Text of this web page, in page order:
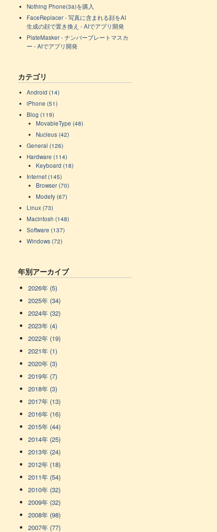
Nothing Phone(3a)を購入
FaceReplacer - 写真に含まれる顔をAI
生成の顔で置き換え - AIでアプリ開発
PlateMasker - ナンバープレートマスカ
ー - AIでアプリ開発
カテゴリ
Android (14)
iPhone (51)
Blog (119)
MovableType (48)
Nucleus (42)
General (126)
Hardware (114)
Keyboard (18)
Internet (145)
Browser (70)
Modefy (67)
Linux (73)
Macintosh (148)
Software (137)
Windows (72)
年別アーカイブ
2026年 (5)
2025年 (34)
2024年 (32)
2023年 (4)
2022年 (19)
2021年 (1)
2020年 (3)
2019年 (7)
2018年 (3)
2017年 (13)
2016年 (16)
2015年 (44)
2014年 (25)
2013年 (24)
2012年 (18)
2011年 (54)
2010年 (32)
2009年 (32)
2008年 (98)
2007年 (77)